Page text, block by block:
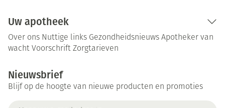
Uw apotheek
Over ons Nuttige links Gezondheidsnieuws Apotheker van
wacht Voorschrift Zorgtarieven
Nieuwsbrief
Blijf op de hoogte van nieuwe producten en promoties